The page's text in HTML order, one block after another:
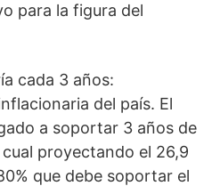
para la figura del
cada 3 años:
del país. El
a soportar 3 años de
proyectando el 26,9
que debe soportar el